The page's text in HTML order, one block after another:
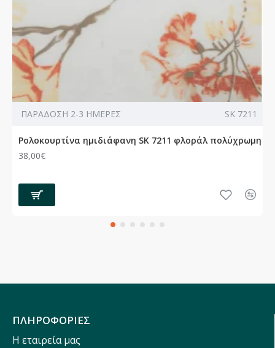
ΠΑΡΑΔΟΣΗ 2-3 ΗΜΕΡΕΣ SK 7211
Ρολοκουρτίνα ημιδιάφανη SK 7211 φλοράλ πολύχρωμη
38,00€
ΠΛΗΡΟΦΟΡΙΕΣ
Η εταιρεία μας